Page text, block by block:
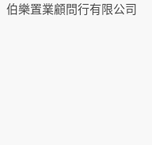
伯樂置業顧問行有限公司